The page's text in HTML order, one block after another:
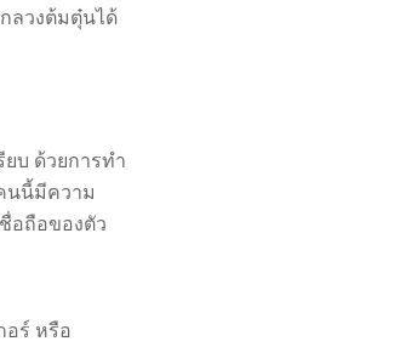
ลวงต้มตุ๋นได้
บ ด้วยการทำ
นนี้มีความ
อถือของตัว
อร์ หรือ